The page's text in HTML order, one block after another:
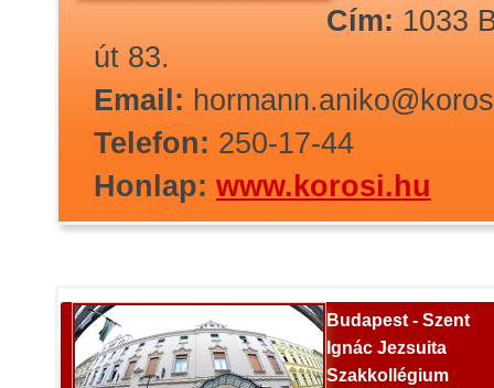
Cím: 1033
út 83.
Email:
Telefon: 250-17-44
Honlap: www.korosi.hu
Budapest - Szent
Ignác Jezsuita
Szakkollégium